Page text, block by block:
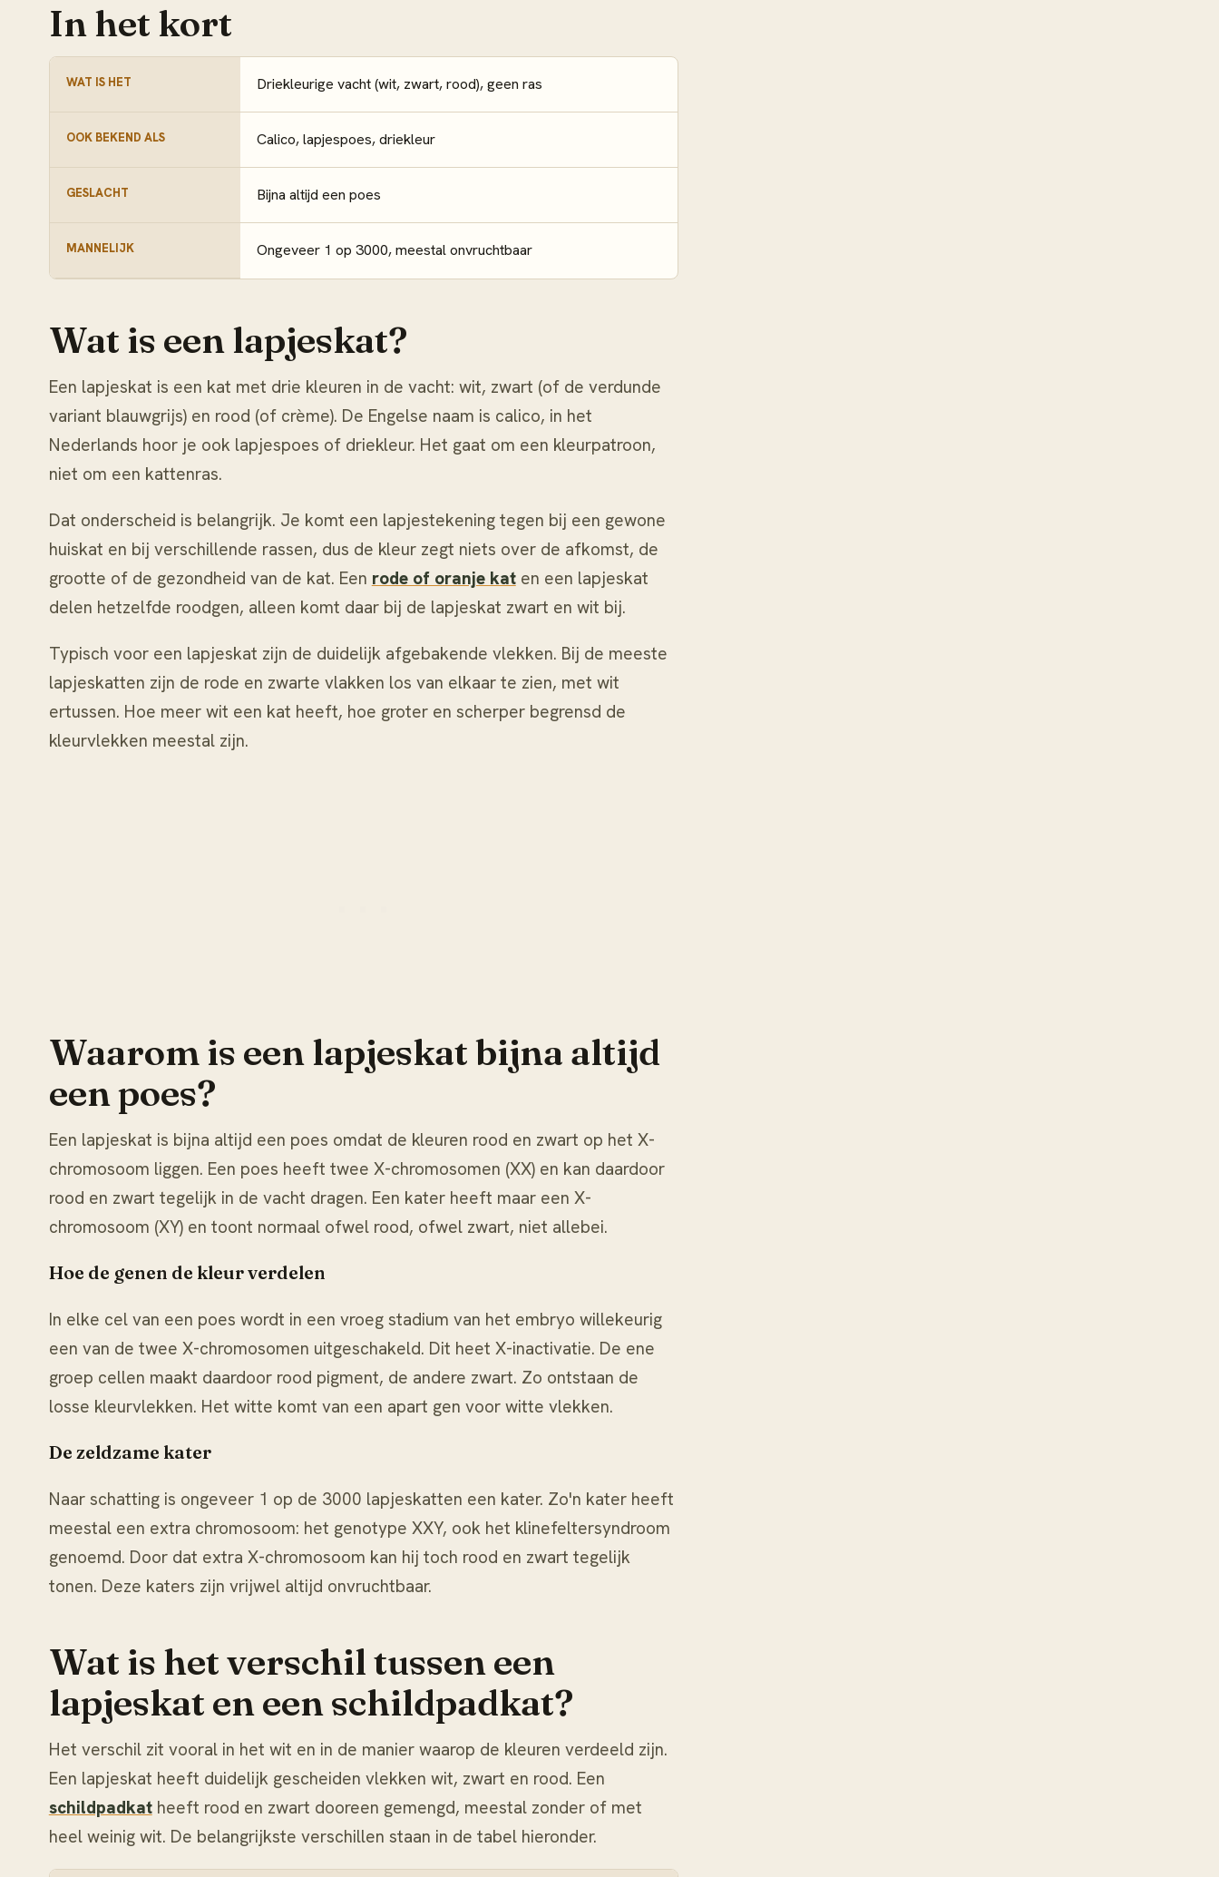
In het kort
WAT IS HET Driekleurige vacht (wit, zwart, rood), geen ras
OOK BEKEND ALS Calico, lapjespoes, driekleur
GESLACHT Bijna altijd een poes
MANNELIJK Ongeveer 1 op 3000, meestal onvruchtbaar
Wat is een lapjeskat?
Een lapjeskat is een kat met drie kleuren in de vacht: wit, zwart (of de verdunde
variant blauwgrijs) en rood (of crème). De Engelse naam is calico, in het
Nederlands hoor je ook lapjespoes of driekleur. Het gaat om een kleurpatroon,
niet om een kattenras.
Dat onderscheid is belangrijk. Je komt een lapjestekening tegen bij een gewone
huiskat en bij verschillende rassen, dus de kleur zegt niets over de afkomst, de
grootte of de gezondheid van de kat. Een rode of oranje katen een lapjeskat
delen hetzelfde roodgen, alleen komt daar bij de lapjeskat zwart en wit bij.
Typisch voor een lapjeskat zijn de duidelijk afgebakende vlekken. Bij de meeste
lapjeskatten zijn de rode en zwarte vlakken los van elkaar te zien, met wit
ertussen. Hoe meer wit een kat heeft, hoe groter en scherper begrensd de
kleurvlekken meestal zijn.
Waarom is een lapjeskat bijna altijd
een poes?
Een lapjeskat is bijna altijd een poes omdat de kleuren rood en zwart op het X-
chromosoom liggen. Een poes heeft twee X-chromosomen (XX) en kan daardoor
rood en zwart tegelijk in de vacht dragen. Een kater heeft maar een X-
chromosoom (XY) en toont normaal ofwel rood, ofwel zwart, niet allebei.
Hoe de genen de kleur verdelen
In elke cel van een poes wordt in een vroeg stadium van het embryo willekeurig
een van de twee X-chromosomen uitgeschakeld. Dit heet X-inactivatie. De ene
groep cellen maakt daardoor rood pigment, de andere zwart. Zo ontstaan de
losse kleurvlekken. Het witte komt van een apart gen voor witte vlekken.
De zeldzame kater
Naar schatting is ongeveer 1 op de 3000 lapjeskatten een kater. Zo'n kater heeft
meestal een extra chromosoom: het genotype XXY, ook het klinefeltersyndroom
genoemd. Door dat extra X-chromosoom kan hij toch rood en zwart tegelijk
tonen. Deze katers zijn vrijwel altijd onvruchtbaar.
Wat is het verschil tussen een
lapjeskat en een schildpadkat?
Het verschil zit vooral in het wit en in de manier waarop de kleuren verdeeld zijn.
Een lapjeskat heeft duidelijk gescheiden vlekken wit, zwart en rood. Een
schildpadkatheeft rood en zwart dooreen gemengd, meestal zonder of met
heel weinig wit. De belangrijkste verschillen staan in de tabel hieronder.